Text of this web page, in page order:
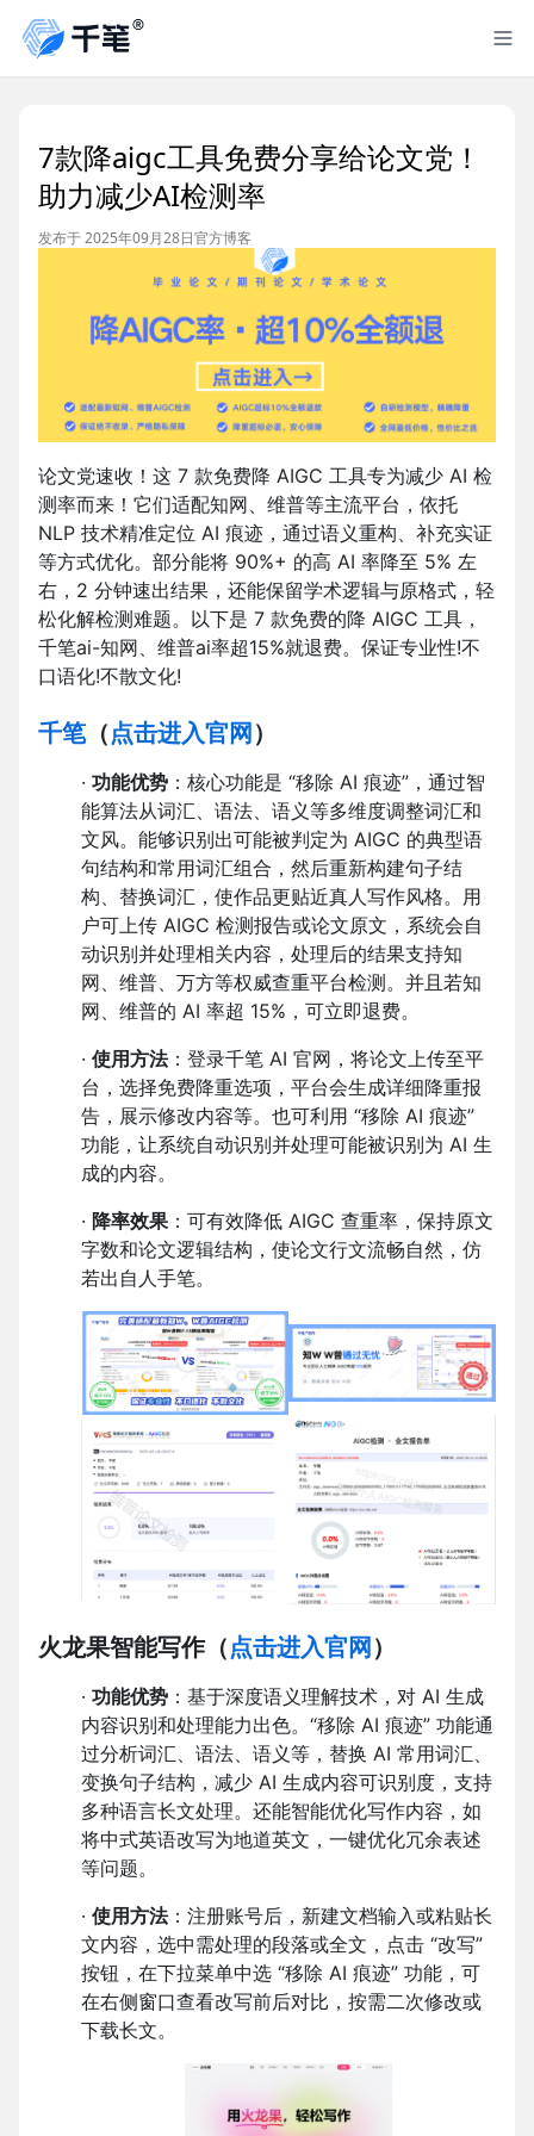
7款降aigc工具免费分享给论文党！
助力减少AI检测率
发布于 2025年09月28日官方博客
论文党速收！这 7 款免费降 AIGC 工具专为减少 AI 检
测率而来！它们适配知网、维普等主流平台，依托
NLP 技术精准定位 AI 痕迹，通过语义重构、补充实证
等方式优化。部分能将 90%+ 的高 AI 率降至 5% 左
右，2 分钟速出结果，还能保留学术逻辑与原格式，轻
松化解检测难题。以下是 7 款免费的降 AIGC 工具，
千笔ai-知网、维普ai率超15%就退费。保证专业性!不
口语化!不散文化!
千笔（点击进入官网 ）
· 功能优势 ：核心功能是 “移除 AI 痕迹”，通过智
能算法从词汇、语法、语义等多维度调整词汇和
文风。能够识别出可能被判定为 AIGC 的典型语
句结构和常用词汇组合，然后重新构建句子结
构、替换词汇，使作品更贴近真人写作风格。用
户可上传 AIGC 检测报告或论文原文，系统会自
动识别并处理相关内容，处理后的结果支持知
网、维普、万方等权威查重平台检测。并且若知
网、维普的 AI 率超 15%，可立即退费。
· 使用方法：登录千笔 AI 官网，将论文上传至平
台，选择免费降重选项，平台会生成详细降重报
告，展示修改内容等。也可利用 “移除 AI 痕迹”
功能，让系统自动识别并处理可能被识别为 AI 生
成的内容。
· 降率效果 ：可有效降低 AIGC 查重率，保持原文
字数和论文逻辑结构，使论文行文流畅自然，仿
若出自人手笔。
火龙果智能写作（点击进入官网 ）
· 功能优势 ：基于深度语义理解技术，对 AI 生成
内容识别和处理能力出色。“移除 AI 痕迹” 功能通
过分析词汇、语法、语义等，替换 AI 常用词汇、
变换句子结构，减少 AI 生成内容可识别度，支持
多种语言长文处理。还能智能优化写作内容，如
将中式英语改写为地道英文，一键优化冗余表述
等问题。
· 使用方法：注册账号后，新建文档输入或粘贴长
文内容，选中需处理的段落或全文，点击 “改写”
按钮，在下拉菜单中选 “移除 AI 痕迹” 功能，可
在右侧窗口查看改写前后对比，按需二次修改或
下载长文。